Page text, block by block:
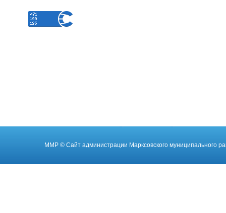
ММР © Cайт администрации Марксовского муниципального